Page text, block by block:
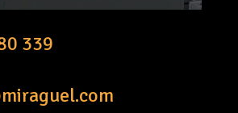
339